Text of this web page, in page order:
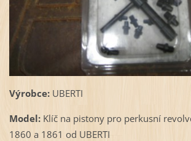
Výrobce:UBERTI
Model:Klíč na pistony pro perkusní
1860 a 1861 od UBERTI